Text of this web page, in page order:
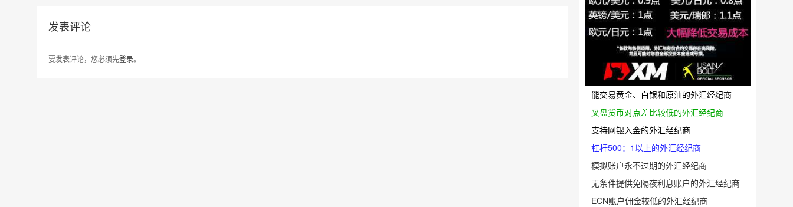
发表评论
要发表评论，您必须先登录。
能交易黄金、白银和原油的外汇经纪商
叉盘货币对点差比较低的外汇经纪商
支持网银入金的外汇经纪商
杠杆500：1以上的外汇经纪商
模拟账户永不过期的外汇经纪商
无条件提供免隔夜利息账户的外汇经纪商
ECN账户佣金较低的外汇经纪商